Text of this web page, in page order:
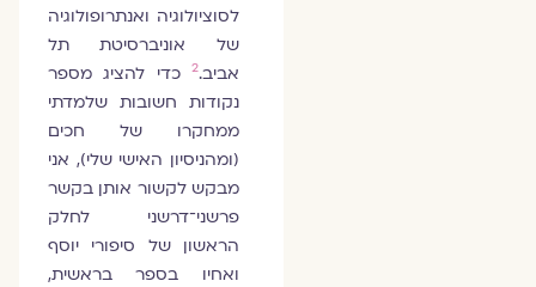
לסוציולוגיה ואנתרופולוגיה
של אוניברסיטת תל
אביב.2כדי להציג מספר
נקודות חשובות שלמדתי
ממחקרו של חכים
(ומהניסיון האישי שלי), אני
מבקש לקשור אותן בקשר
פרשני־דרשני לחלק
הראשון של סיפורי יוסף
ואחיו בספר בראשית,